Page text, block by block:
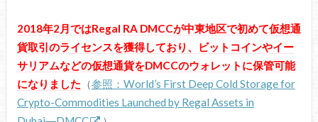
2018年2月ではRegal RA DMCCが中東地区で初めて仮想通
貨取引のライセンスを獲得しており、ビットコインやイー
サリアムなどの仮想通貨をDMCCのウォレットに保管可能
になりました （参照：World’s First Deep Cold Storage for
Crypto-Commodities Launched by Regal Assets in